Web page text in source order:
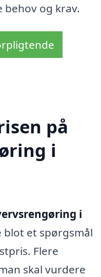
behov og krav.
på
i
i
blot et spørgsmål
Flere
skal vurdere